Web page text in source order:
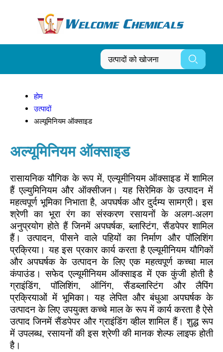
होम
उत्पादों
अल्यूमिनियम ऑक्साइड
अल्यूमिनियम ऑक्साइड
रासायनिक यौगिक के रूप में, एल्यूमीनियम ऑक्साइड में शामिल
हैं एल्युमिनियम और ऑक्सीजन। यह सिरेमिक के उत्पादन में
महत्वपूर्ण भूमिका निभाता है, अपघर्षक और दुर्दम्य सामग्री। इस
श्रेणी का भूरा रंग का संस्करण रसायनों के अलग-अलग
अनुप्रयोग होते हैं जिनमें अपघर्षक, ब्लास्टिंग, सैंडपेपर शामिल
हैं। उत्पादन, पीसने वाले पहियों का निर्माण और पॉलिशिंग
प्रक्रिया। यह इस प्रकार कार्य करता है एल्यूमीनियम यौगिकों
और अपघर्षक के उत्पादन के लिए एक महत्वपूर्ण कच्चा माल
कंपाउंड।सफेद एल्यूमीनियम ऑक्साइड में एक कुंजी होती है
ग्राइंडिंग, पॉलिशिंग, ऑनिंग, सैंडब्लास्टिंग और लैपिंग
प्रक्रियाओं में भूमिका। यह लेपित और बंधुआ अपघर्षक के
उत्पादन के लिए उपयुक्त कच्चे माल के रूप में कार्य करता है ऐसे
उत्पाद जिनमें सैंडपेपर और ग्राइंडिंग व्हील शामिल हैं। शुद्ध रूप
में उपलब्ध, रसायनों की इस श्रेणी की मानक शेल्फ लाइफ होती
है।